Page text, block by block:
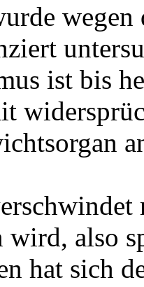
ist bis
wird, also
hat sich